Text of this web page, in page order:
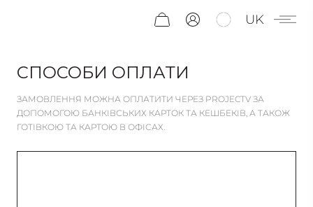
UK
СПОСОБИ ОПЛАТИ
ЗАМОВЛЕННЯ МОЖНА ОПЛАТИТИ ЧЕРЕЗ PROJECTV ЗА
ДОПОМОГОЮ БАНКІВСЬКИХ КАРТОК ТА КЕШБЕКІВ, А ТАКОЖ
ГОТІВКОЮ ТА КАРТОЮ В ОФІСАХ.